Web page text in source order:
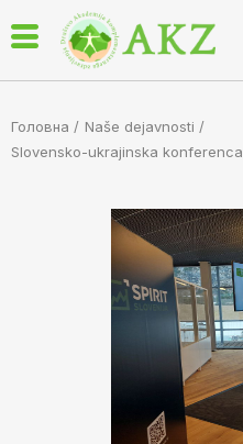
Головна / Naše dejavnosti /
Slovensko-ukrajinska